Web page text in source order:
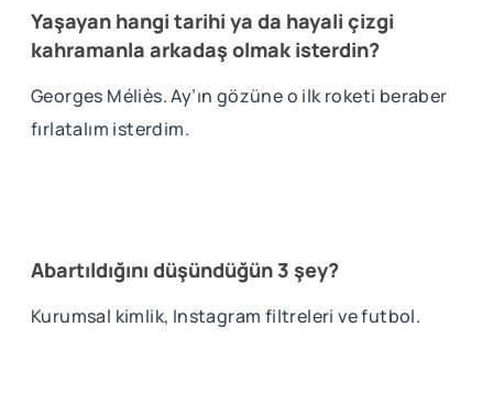
Yaşayan hangi tarihi ya da hayali çizgi
kahramanla arkadaş olmak isterdin?
Georges Méliès. Ay’ın gözüne o ilk roketi beraber
fırlatalım isterdim.
Abartıldığını düşündüğün 3 şey?
Kurumsal kimlik, Instagram filtreleri ve futbol.